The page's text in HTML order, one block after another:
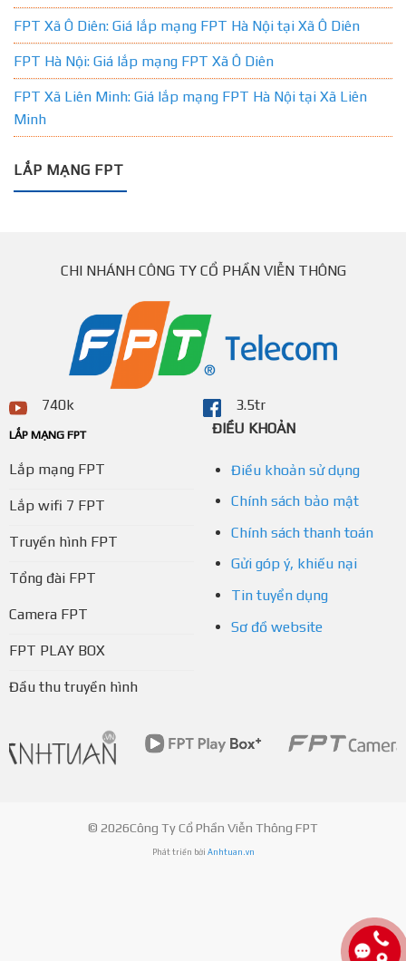
FPT Xã Ô Diên: Giá lắp mạng FPT Hà Nội tại Xã Ô Diên
FPT Hà Nội: Giá lắp mạng FPT Xã Ô Diên
FPT Xã Liên Minh: Giá lắp mạng FPT Hà Nội tại Xã Liên
Minh
LẮP MẠNG FPT
CHI NHÁNH CÔNG TY CỔ PHẦN VIỄN THÔNG
740k 3.5tr
LẮP MẠNG FPT
Lắp mạng FPT
Lắp wifi 7 FPT
Truyền hình FPT
Tổng đài FPT
Camera FPT
FPT PLAY BOX
Đầu thu truyền hình
ĐIỀU KHOẢN
Điều khoản sử dụng
Chính sách bảo mật
Chính sách thanh toán
Gửi góp ý, khiếu nại
Tin tuyển dụng
Sơ đồ website
© 2026Công Ty Cổ Phần Viễn Thông FPT
Phát triển bởi Anhtuan.vn